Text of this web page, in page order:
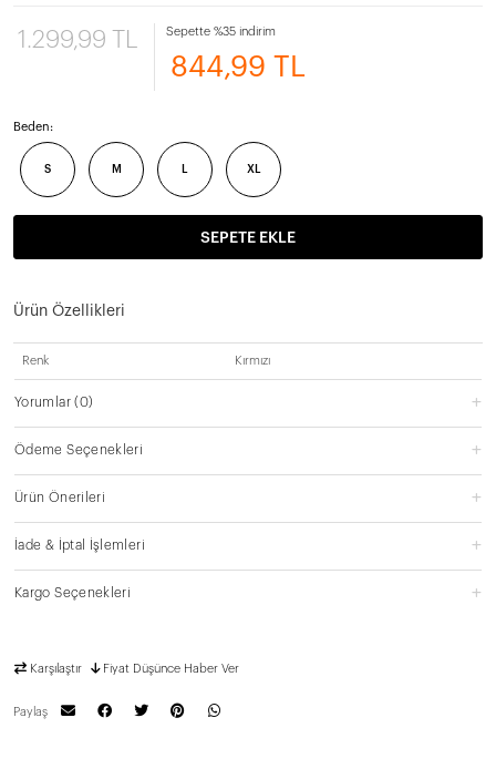
1.299,99 TL Sepette %35 indirim
844,99 TL
Beden:
S M L XL
SEPETE EKLE
Ürün Özellikleri
Renk Kırmızı
Yorumlar(0)
Ödeme Seçenekleri
Ürün Önerileri
İade & İptal İşlemleri
Kargo Seçenekleri
Karşılaştır Fiyat Düşünce Haber Ver
Paylaş